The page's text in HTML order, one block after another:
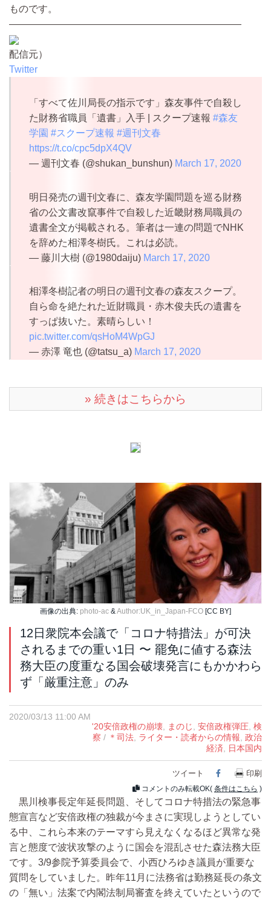
ものです。
————————————————————————
配信元）
Twitter
「すべて佐川局長の指示です」森友事件で自殺し
た財務省職員「遺書」入手 | スクープ速報 #森友
学園 #スクープ速報 #週刊文春
https://t.co/cpc5dpX4QV
— 週刊文春 (@shukan_bunshun) March 17, 2020
明日発売の週刊文春に、森友学園問題を巡る財務
省の公文書改竄事件で自殺した近畿財務局職員の
遺書全文が掲載される。筆者は一連の問題でNHK
を辞めた相澤冬樹氏。これは必読。
— 藤川大樹 (@1980daiju) March 17, 2020
相澤冬樹記者の明日の週刊文春の森友スクープ。
自ら命を絶たれた近財職員・赤木俊夫氏の遺書を
すっぱ抜いた。素晴らしい！
pic.twitter.com/qsHoM4WpGJ
— 赤澤 竜也 (@tatsu_a) March 17, 2020
» 続きはこちらから
画像の出典: photo-ac &Author:UK_in_Japan-FCO [CC BY]
12日衆院本会議で「コロナ特措法」が可決
されるまでの重い1日 〜 罷免に値する森法
務大臣の度重なる国会破壊発言にもかかわら
ず「厳重注意」のみ
2020/03/13 11:00 AM
'20安倍政権の崩壊
まのじ 安倍政権弾圧 検
察 / ＊司法 ライター・読者からの情報 政治
経済
日本国内
ツイート Facebook
印刷
コメントのみ転載OK( 条件はこちら )
黒川検事長定年延長問題、そしてコロナ特措法の緊急事
態宣言など安倍政権の独裁が今まさに実現しようとしてい
る中、これら本来のテーマすら見えなくなるほど異常な発
言と態度で波状攻撃のように国会を混乱させた森法務大臣
です。3/9参院予算委員会で、小西ひろゆき議員が重要な
質問をしていました。昨年11月に法務省は勤務延長の条文
の「無い」法案で内閣法制局審査を終えていたというので